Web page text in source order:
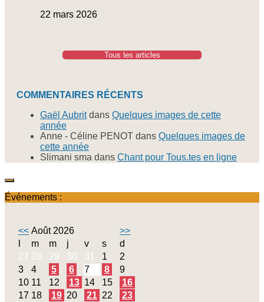
22 mars 2026
Tous les articles
COMMENTAIRES RÉCENTS
Gaël Aubritdans Quelques images de cette
année
Anne - Céline PENOT dans Quelques images de
cette année
Slimani sma dans Chant pour Tous.tes en ligne
Événements :
<< Août 2026
>>
m m j v s
d
27 28 29 30 31 1
2
3
4 5 6 7 8
9
10 11 12 13 14 15
16
17 18 19 20 21 22
23